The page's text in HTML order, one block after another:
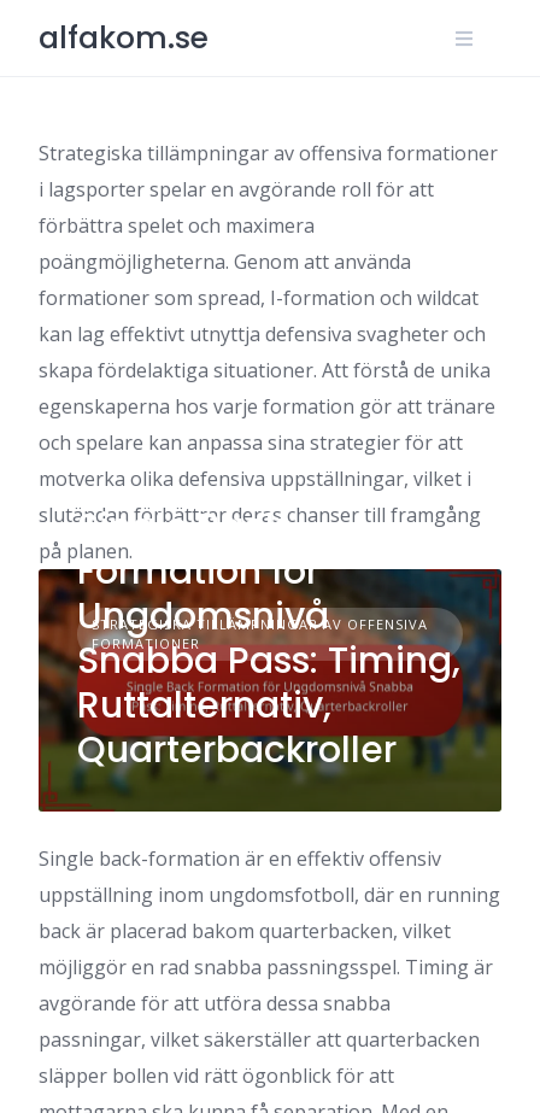
alfakom.se
Strategiska tillämpningar av offensiva formationer
i lagsporter spelar en avgörande roll för att
förbättra spelet och maximera
poängmöjligheterna. Genom att använda
formationer som spread, I-formation och wildcat
kan lag effektivt utnyttja defensiva svagheter och
skapa fördelaktiga situationer. Att förstå de unika
egenskaperna hos varje formation gör att tränare
och spelare kan anpassa sina strategier för att
motverka olika defensiva uppställningar, vilket i
slutändan förbättrar deras chanser till framgång
på planen.
STRATEGISKA TILLÄMPNINGAR AV OFFENSIVA
FORMATIONER
Single Back
Formation för
Ungdomsnivå
Snabba Pass: Timing,
Ruttalternativ,
Quarterbackroller
Single back-formation är en effektiv offensiv
uppställning inom ungdomsfotboll, där en running
back är placerad bakom quarterbacken, vilket
möjliggör en rad snabba passningsspel. Timing är
avgörande för att utföra dessa snabba
passningar, vilket säkerställer att quarterbacken
släpper bollen vid rätt ögonblick för att